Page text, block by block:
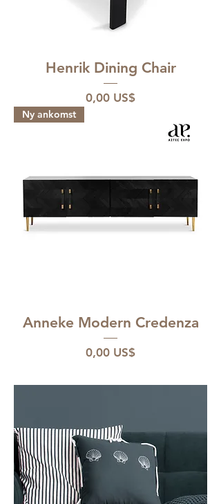
Henrik Dining Chair
Pris
0,00 US$
Ny ankomst
Anneke Modern Credenza
Pris
0,00 US$